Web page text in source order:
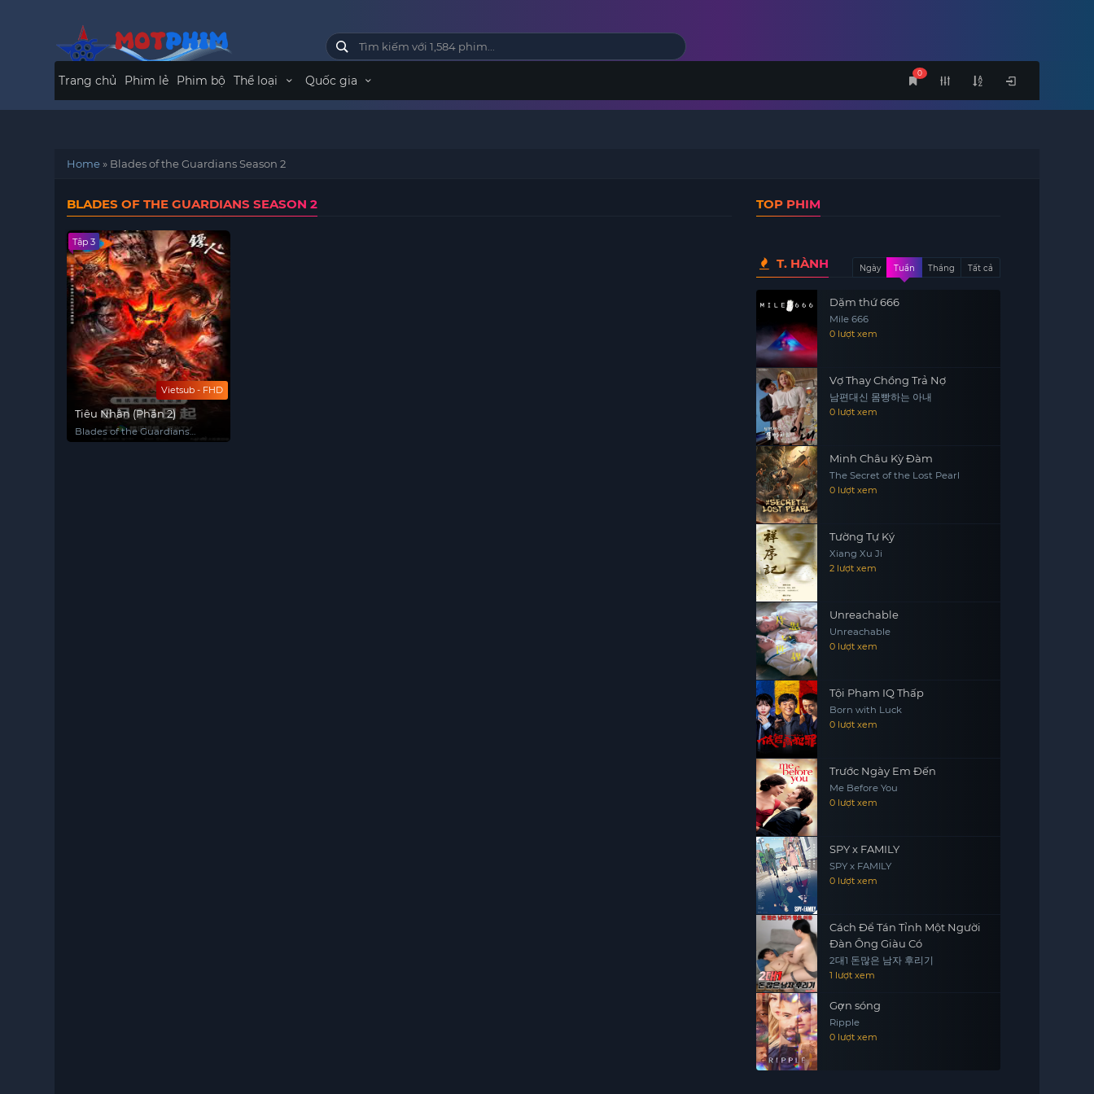
0
Trang chủ Phim lẻ Phim bộ Thể loại Quốc gia
Home» Blades of the Guardians Season 2
BLADES OF THE GUARDIANS SEASON 2
Vietsub - FHD
Tập 3
Tiêu Nhân (Phần 2)
Blades of the Guardians
TOP PHIM
T. HÀNH Ngày Tuần Tháng Tất cả
Dặm thứ 666
Mile 666
0 lượt xem
Vợ Thay Chồng Trả Nợ
남편대신 몸빵하는 아내
0 lượt xem
Minh Châu Kỳ Đàm
The Secret of the Lost Pearl
0 lượt xem
Tường Tự Ký
Xiang Xu Ji
2 lượt xem
Unreachable
Unreachable
0 lượt xem
Tội Phạm IQ Thấp
Born with Luck
0 lượt xem
Trước Ngày Em Đến
Me Before You
0 lượt xem
SPY x FAMILY
SPY x FAMILY
0 lượt xem
Cách Để Tán Tỉnh Một Người
Đàn Ông Giàu Có
2대1 돈많은 남자 후리기
1 lượt xem
Gợn sóng
Ripple
0 lượt xem